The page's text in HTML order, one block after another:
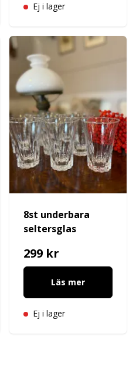
Ej i lager
8st underbara
seltersglas
299 kr
Läs mer
Ej i lager